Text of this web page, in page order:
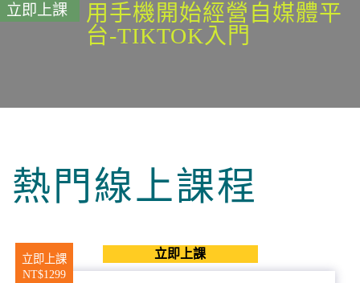
立即上課
用手機開始經營自媒體平
台-TIKTOK入門
熱門線上課程
立即上課
NT$1299
立即上課